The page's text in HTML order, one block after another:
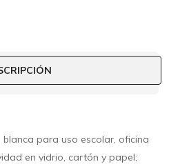
para uso escolar, oficina
en vidrio, cartón y papel;